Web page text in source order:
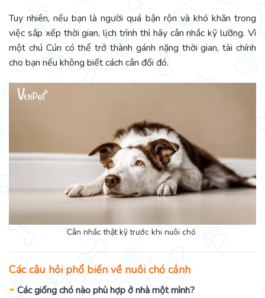
Tuy nhiên, nếu bạn là người quá bận rộn và khó khăn trong
việc sắp xếp thời gian, lịch trình thì hãy cân nhắc kỹ lưỡng. Vì
một chú Cún có thể trở thành gánh nặng thời gian, tài chính
cho bạn nếu không biết cách cân đối đó.
Cân nhắc thật kỹ trước khi nuôi chó
Các câu hỏi phổ biến về nuôi chó cảnh
Các giống chó nào phù hợp ở nhà một mình?